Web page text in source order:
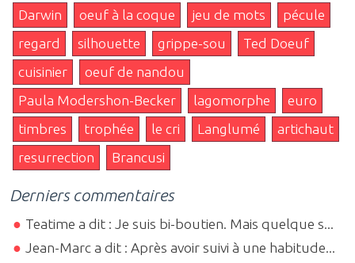
Darwin oeuf à la coque jeu de mots
pécule
regard
silhouette grippe-sou
Ted Doeuf
cuisinier
oeuf de nandou
Paula Modershon-Becker
lagomorphe
euro
timbres
trophée le cri Langlumé
artichaut
resurrection
Brancusi
Derniers commentaires
Teatime a dit : Je suis bi-boutien. Mais quelque s...
Jean-Marc a dit : Après avoir suivi à une habitude...